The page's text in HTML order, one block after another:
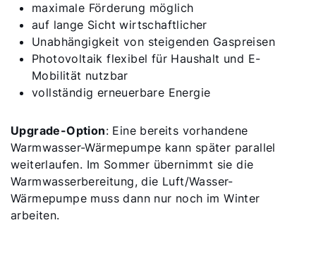
maximale Förderung möglich
auf lange Sicht wirtschaftlicher
Unabhängigkeit von steigenden Gaspreisen
Photovoltaik flexibel für Haushalt und E-
Mobilität nutzbar
vollständig erneuerbare Energie
Upgrade-Option: Eine bereits vorhandene
Warmwasser-Wärmepumpe kann später parallel
weiterlaufen. Im Sommer übernimmt sie die
Warmwasserbereitung, die Luft/Wasser-
Wärmepumpe muss dann nur noch im Winter
arbeiten.